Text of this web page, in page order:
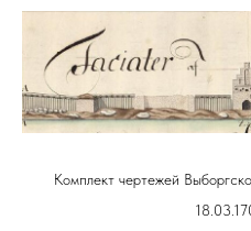
Комплект чертежей